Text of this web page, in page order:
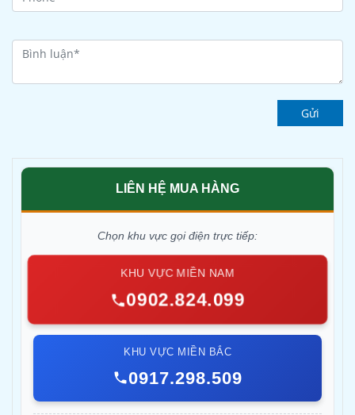
Gửi
LIÊN HỆ MUA HÀNG
Chọn khu vực gọi điện trực tiếp:
KHU VỰC MIỀN NAM
0902.824.099
KHU VỰC MIỀN BẮC
0917.298.509